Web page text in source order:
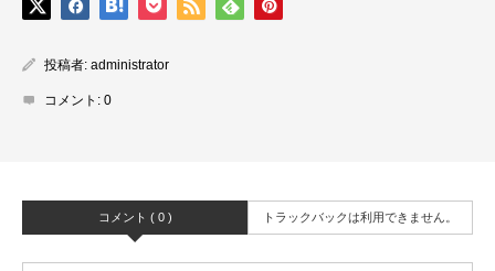
投稿者: administrator
コメント: 0
コメント ( 0 ) トラックバックは利用できません。